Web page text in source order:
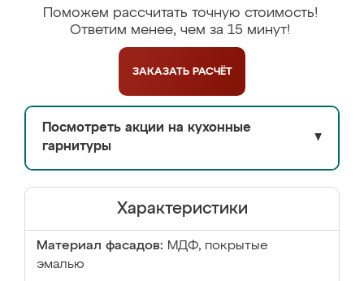
Поможем рассчитать точную стоимость!
Ответим менее, чем за 15 минут!
ЗАКАЗАТЬ РАСЧЁТ
Посмотреть акции на кухонные
гарнитуры
▼
Характеристики
Материал фасадов: МДФ, покрытые
эмалью